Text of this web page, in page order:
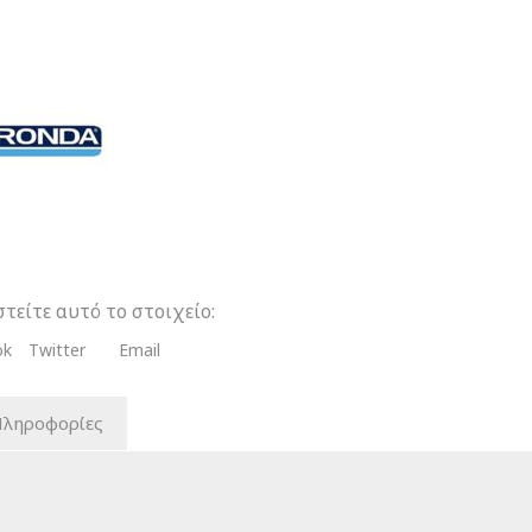
αυτό το στοιχείο:
Twitter Email